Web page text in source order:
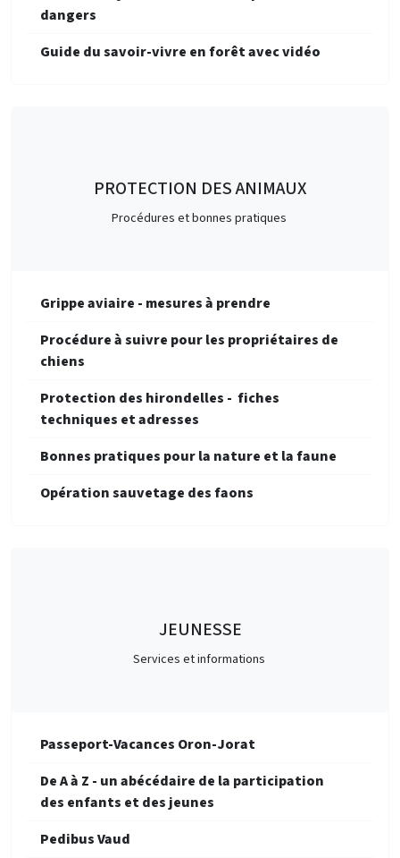
dangers
Guide du savoir-vivre en forêt avec vidéo
PROTECTION DES ANIMAUX
Procédures et bonnes pratiques
Grippe aviaire - mesures à prendre
Procédure à suivre pour les propriétaires de
chiens
Protection des hirondelles - fiches
techniques et adresses
Bonnes pratiques pour la nature et la faune
Opération sauvetage des faons
JEUNESSE
Services et informations
Passeport-Vacances Oron-Jorat
De A à Z - un abécédaire de la participation
des enfants et des jeunes
Pedibus Vaud